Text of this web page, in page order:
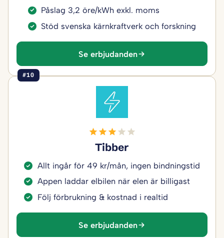
Påslag 3,2 öre/kWh exkl. moms
Stöd svenska kärnkraftverk och forskning
Se erbjudanden
#10
Tibber
Allt ingår för 49 kr/mån, ingen bindningstid
Appen laddar elbilen när elen är billigast
Följ förbrukning & kostnad i realtid
Se erbjudanden